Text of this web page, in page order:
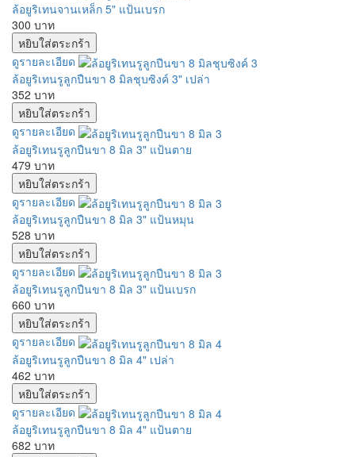
ล้อยูริเทนจานเหล็ก 5" แป้นเบรก
300 บาท
ดูรายละเอียด
ล้อยูริเทนรูลูกปืนขา 8 มิลชุบซิงค์ 3" เปล่า
352 บาท
ดูรายละเอียด
ล้อยูริเทนรูลูกปืนขา 8 มิล 3" แป้นตาย
479 บาท
ดูรายละเอียด
ล้อยูริเทนรูลูกปืนขา 8 มิล 3" แป้นหมุน
528 บาท
ดูรายละเอียด
ล้อยูริเทนรูลูกปืนขา 8 มิล 3" แป้นเบรก
660 บาท
ดูรายละเอียด
ล้อยูริเทนรูลูกปืนขา 8 มิล 4" เปล่า
462 บาท
ดูรายละเอียด
ล้อยูริเทนรูลูกปืนขา 8 มิล 4" แป้นตาย
682 บาท